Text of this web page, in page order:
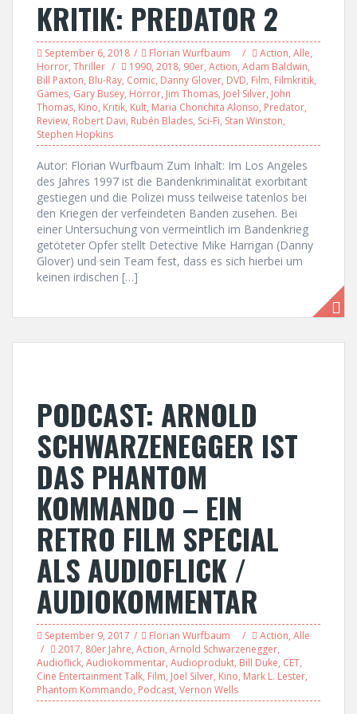
KRITIK: PREDATOR 2
September 6, 2018 Florian Wurfbaum Action, Alle,
Horror, Thriller 1990, 2018, 90er, Action, Adam Baldwin,
Bill Paxton, Blu-Ray, Comic, Danny Glover, DVD, Film, Filmkritik,
Games, Gary Busey, Horror, Jim Thomas, Joel Silver, John
Thomas, Kino, Kritik, Kult, Maria Chonchita Alonso, Predator,
Review, Robert Davi, Rubén Blades, Sci-Fi, Stan Winston,
Stephen Hopkins
Autor: Florian Wurfbaum Zum Inhalt: Im Los Angeles
des Jahres 1997 ist die Bandenkriminalität exorbitant
gestiegen und die Polizei muss teilweise tatenlos bei
den Kriegen der verfeindeten Banden zusehen. Bei
einer Untersuchung von vermeintlich im Bandenkrieg
getöteter Opfer stellt Detective Mike Harrigan (Danny
Glover) und sein Team fest, dass es sich hierbei um
keinen irdischen […]
PODCAST: ARNOLD
SCHWARZENEGGER IST
DAS PHANTOM
KOMMANDO – EIN
RETRO FILM SPECIAL
ALS AUDIOFLICK /
AUDIOKOMMENTAR
September 9, 2017 Florian Wurfbaum Action, Alle
2017, 80er Jahre, Action, Arnold Schwarzenegger,
Audioflick, Audiokommentar, Audioprodukt, Bill Duke, CET,
Cine Entertainment Talk, Film, Joel Silver, Kino, Mark L. Lester,
Phantom Kommando, Podcast, Vernon Wells